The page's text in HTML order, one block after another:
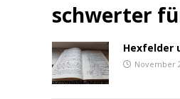
schwerter
Hexfelder
November